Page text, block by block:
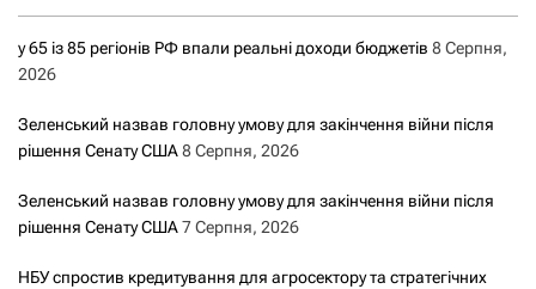
у 65 із 85 регіонів РФ впали реальні доходи бюджетів 8 Серпня,
2026
Зеленський назвав головну умову для закінчення війни після
рішення Сенату США8 Серпня, 2026
Зеленський назвав головну умову для закінчення війни після
рішення Сенату США7 Серпня, 2026
НБУ спростив кредитування для агросектору та стратегічних